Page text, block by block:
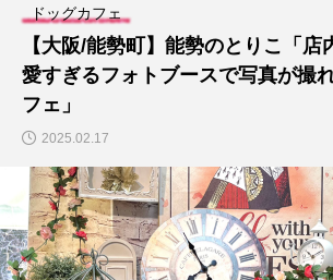
ドッグカフェ
愛犬とおでかけ (公園･施設etc)
愛犬と旅行
トリミングサロン
動物病院
コラム
ドッグカフェ
【大阪/能勢町】能勢のとりこ「店
愛すぎるフォトブースで写真が撮
フェ」
2025.02.17